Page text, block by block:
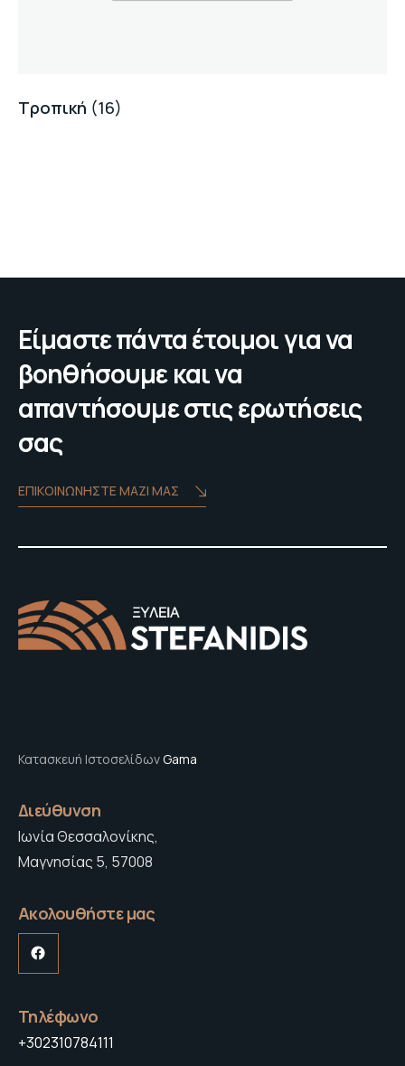
Τροπική (16)
Είμαστε πάντα έτοιμοι για να
βοηθήσουμε και να
απαντήσουμε στις ερωτήσεις
σας
ΕΠΙΚΟΙΝΩΝΗΣΤΕ ΜΑΖΙ ΜΑΣ
Κατασκευή ΙστοσελίδωνGama
Διεύθυνση
Ιωνία Θεσσαλονίκης,
Μαγνησίας 5, 57008
Ακολουθήστε μας
Facebook
Τηλέφωνο
+302310784111